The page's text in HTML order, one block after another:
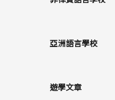
雙國遊學
碧瑤
克拉克
亞洲語言學校
遊學文章